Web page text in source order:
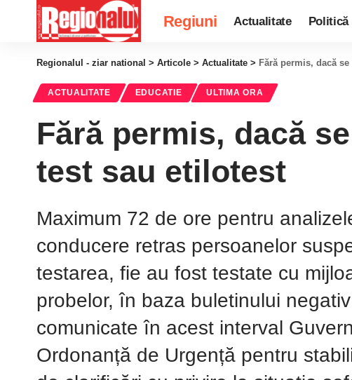
Regiuni Actualitate Politică
Regionalul - ziar national > Articole > Actualitate > Fără permis, dacă
ACTUALITATE EDUCATIE ULTIMA ORA
Fără permis, dacă
test sau etilotest
Maximum 72 de ore pentru
conducere retras persoanelor
testarea, fie au fost testate cu
probelor, în baza buletinului
comunicate în acest interval
Ordonanță de Urgență pentru